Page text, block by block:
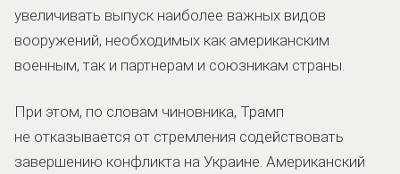
увеличивать выпуск наиболее важных видов
вооружений, необходимых как американским
военным, так и партнерам и союзникам страны.
При этом, по словам чиновника, Трамп
не отказывается от стремления содействовать
завершению конфликта на Украине. Американский